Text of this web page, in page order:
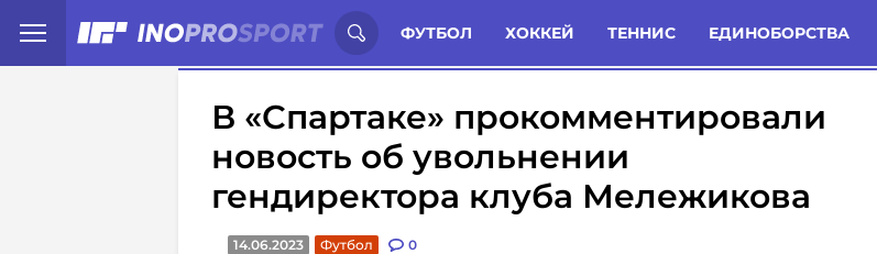
ФУТБОЛ ХОККЕЙ ТЕННИС ЕДИНОБОРСТВА
Иностранцы о спорте России: Статьи Комменты Новости
В «Спартаке» прокомментировали
новость об увольнении
гендиректора клуба Мележикова
14.06.2023 Футбол 0